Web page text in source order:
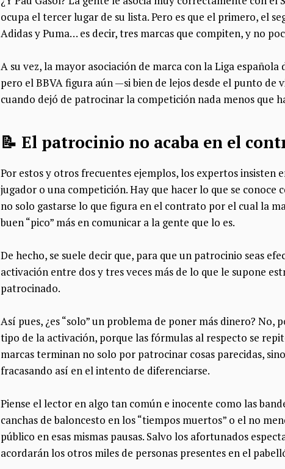
ocupa el tercer lugar de su lista. Pero es que el primero, el
Adidas y Puma… es decir, tres marcas que compiten, y no
A su vez, la mayor asociación de marca con la Liga
pero el BBVA figura aún —si bien de lejos desde el punto
cuando dejó de patrocinar la competición nada menos que
📝 El patrocinio no acaba en el
Por estos y otros frecuentes ejemplos, los expertos insisten
jugador o una competición. Hay que hacer lo que se conoce
no solo gastarse lo que figura en el contrato por el cual la
buen “pico” más en comunicar a la gente que lo es.
De hecho, se suele decir que, para que un patrocinio seas
activación entre dos y tres veces más de lo que le supone
patrocinado.
Así pues, ¿es “solo” un problema de poner más dinero?
tipo de la activación, porque las fórmulas al respecto se
marcas terminan no solo por patrocinar cosas parecidas,
fracasando así en el intento de diferenciarse.
Piense el lector en algo tan común e inocente como las
canchas de baloncesto en los “tiempos muertos” o el no
público en esas mismas pausas. Salvo los afortunados
acordarán los otros miles de personas presentes en el